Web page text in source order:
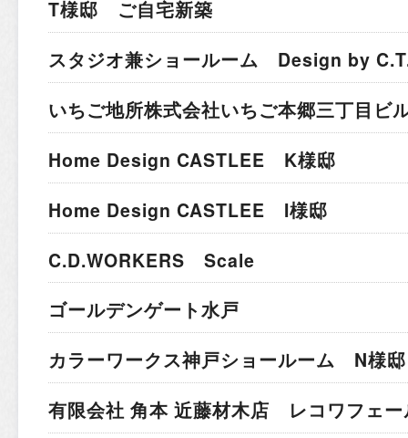
T様邸 ご自宅新築
スタジオ兼ショールーム Design by
いちご地所株式会社いちご本郷三丁目ビ
Home Design CASTLEE K様邸
Home Design CASTLEE I様邸
C.D.WORKERS Scale
ゴールデンゲート水戸
カラーワークス神戸ショールーム N様邸
有限会社 角本 近藤材木店 レコワフェー